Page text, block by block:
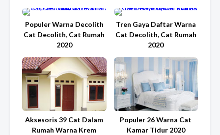
Populer Warna Decolith
Cat Decolith, Cat Rumah
2020
Tren Gaya Daftar Warna
Cat Decolith, Cat Rumah
2020
Aksesoris 39 Cat Dalam
Rumah Warna Krem
Populer 26 Warna Cat
Kamar Tidur 2020